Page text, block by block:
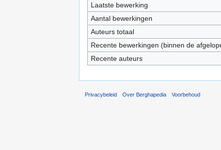
Laatste bewerking
Aantal bewerkingen
Auteurs totaal
Recente bewerkingen (binnen de
Recente auteurs
Privacybeleid Over Berghapedia Voorbehoud